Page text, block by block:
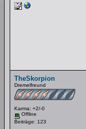
TheSkorpion
Dremelfreund
Karma: +2/-0
Offline
Beiträge: 123